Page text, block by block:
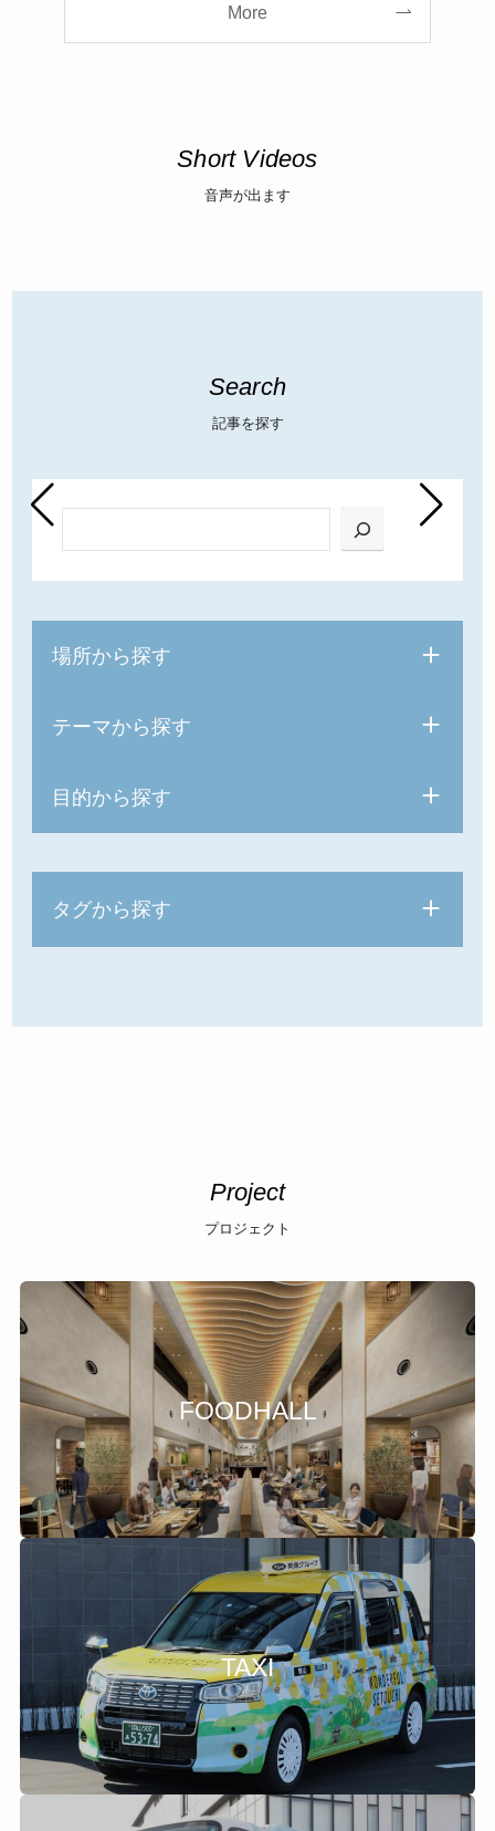
More
Short Videos
音声が出ます
Search
記事を探す
場所から探す
テーマから探す
目的から探す
タグから探す
Project
プロジェクト
FOODHALL
TAXI